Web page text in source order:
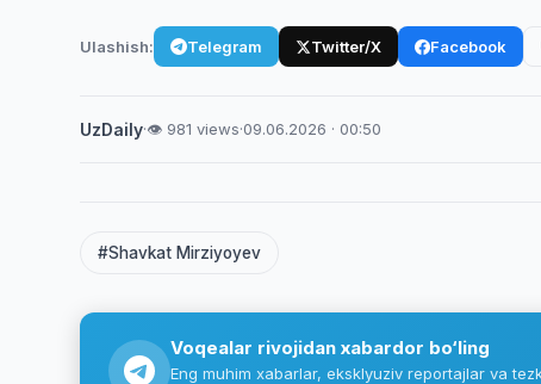
Ulashish: Telegram Twitter/X Facebook
UzDaily·👁 981 views·09.06.2026 · 00:50
#Shavkat Mirziyoyev
Voqealar rivojidan xabardor bo‘ling
Eng muhim xabarlar, eksklyuziv reportajlar va